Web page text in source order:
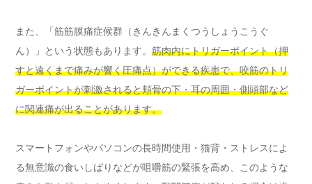
また、「筋筋膜痛症候群（きんきんまくつうしょうこうぐ
ん）」という状態もあります。 筋肉内にトリガーポイント（押
すと遠くまで痛みが響く圧痛点）ができる疾患で、咬筋のトリ
ガーポイントが刺激されると頬骨の下・耳の周囲・側頭部など
に関連痛が出ることがあります。
スマートフォンやパソコンの長時間使用・猫背・ストレスによ
る無意識の食いしばりなどが咀嚼筋の緊張を高め、このような